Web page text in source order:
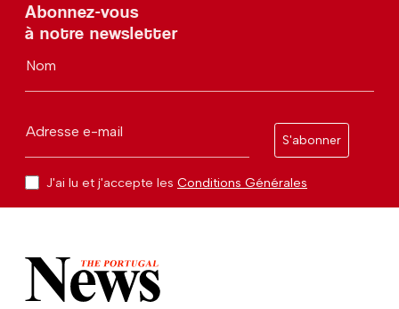
Abonnez-vous
à notre newsletter
Nom
Adresse e-mail
S'abonner
J'ai lu et j'accepte les Conditions Générales